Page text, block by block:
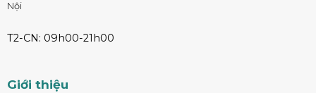
Nội
T2-CN: 09h00-21h00
Giới thiệu